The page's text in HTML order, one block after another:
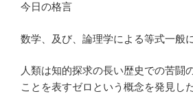
今日の格言
数学、及び、論理学による等式一般
人類は知的探求の長い歴史での苦闘
ことを表すゼロという概念を発見し